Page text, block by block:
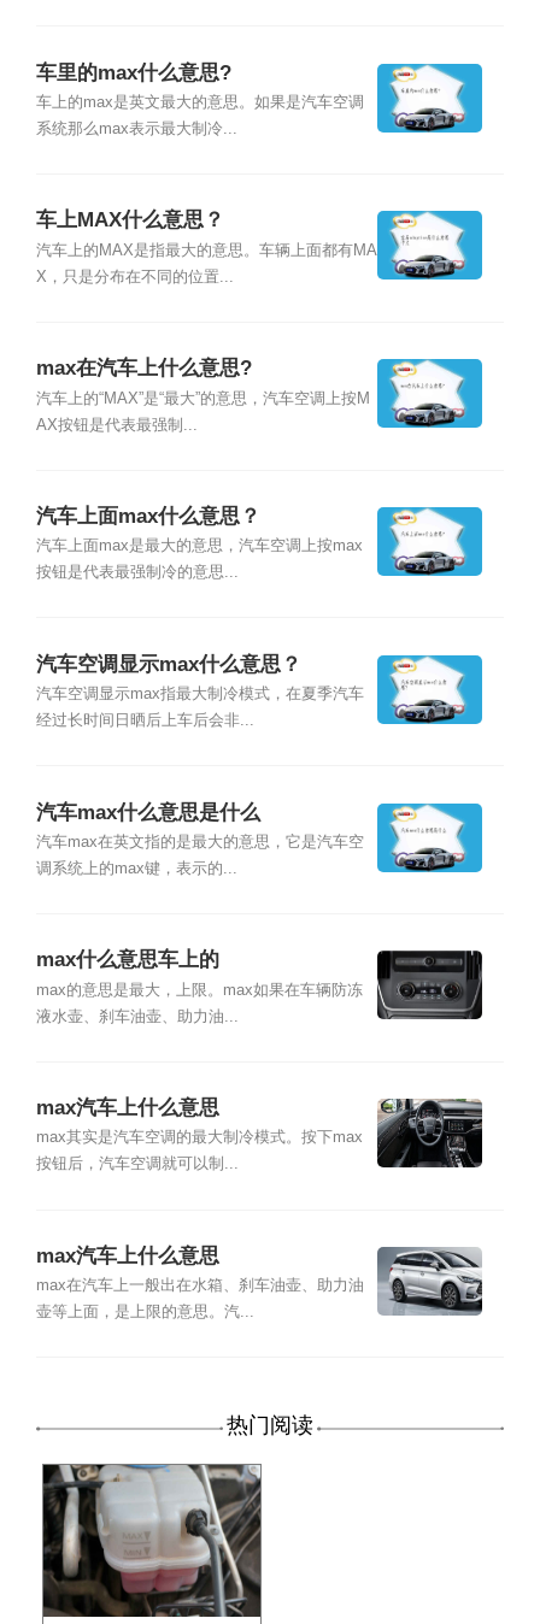
车里的max什么意思?
车上的max是英文最大的意思。如果是汽车空调
系统那么max表示最大制冷...
车上MAX什么意思？
汽车上的MAX是指最大的意思。车辆上面都有MA
X，只是分布在不同的位置...
max在汽车上什么意思?
汽车上的“MAX”是“最大”的意思，汽车空调上按M
AX按钮是代表最强制...
汽车上面max什么意思？
汽车上面max是最大的意思，汽车空调上按max
按钮是代表最强制冷的意思...
汽车空调显示max什么意思？
汽车空调显示max指最大制冷模式，在夏季汽车
经过长时间日晒后上车后会非...
汽车max什么意思是什么
汽车max在英文指的是最大的意思，它是汽车空
调系统上的max键，表示的...
max什么意思车上的
max的意思是最大，上限。max如果在车辆防冻
液水壶、刹车油壶、助力油...
max汽车上什么意思
max其实是汽车空调的最大制冷模式。按下max
按钮后，汽车空调就可以制...
max汽车上什么意思
max在汽车上一般出在水箱、刹车油壶、助力油
壶等上面，是上限的意思。汽...
热门阅读